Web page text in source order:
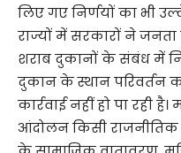
लिए गए निर्णयों का भी
राज्यों में सरकारों ने
शराब दुकानों के संबंध में
दुकान के स्थान परिवर्तन
कार्रवाई नहीं हो पा रही
आंदोलन किसी राजनीतिक